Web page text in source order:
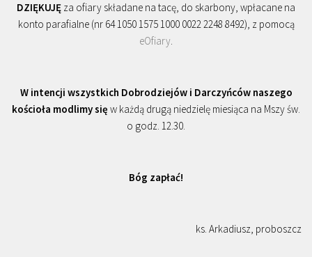
DZIĘKUJĘ za ofiary składane na tacę, do skarbony, wpłacane na
konto parafialne (nr 64 1050 1575 1000 0022 2248 8492), z pomocą
eOfiary.
W intencji wszystkich Dobrodziejów i Darczyńców naszego
kościoła modlimy się w każdą drugą niedzielę miesiąca na Mszy św.
o godz. 12.30.
Bóg zapłać!
ks. Arkadiusz, proboszcz